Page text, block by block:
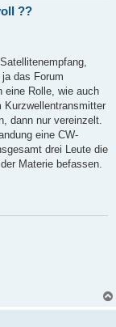
??
das Forum
eine Rolle, wie auch
Kurzwellentransmitter
dann nur vereinzelt.
eine CW-
drei Leute die
Materie befassen.